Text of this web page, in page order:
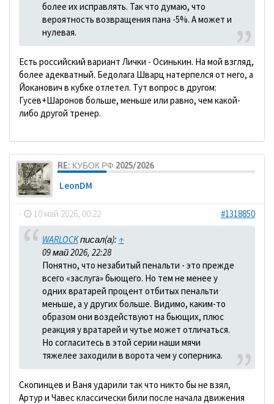
более их исправлять. Так что думаю, что
вероятность возвращения пана -5%. А может и
нулевая.
Есть российский вариант Лички - Осинькин. На мой взгляд,
более адекватный. Бедолага Шварц натерпелся от него, а
Йоканович в кубке отлетел. Тут вопрос в другом:
Гусев+Шаронов больше, меньше или равно, чем какой-
либо другой тренер.
RE: КУБОК РФ 2025/2026
LeonDM
- 10 май 2026, 00:22 #1318850
WARLOCKписал(а): ↑
09 май 2026, 22:28
Понятно, что незабитый пенальти - это прежде
всего «заслуга» бьющего. Но тем не менее у
одних вратарей процент отбитых пенальти
меньше, а у других больше. Видимо, каким-то
образом они воздействуют на бьющих, плюс
реакция у вратарей и чутье может отличаться.
Но согласитесь в этой серии наши мячи
тяжелее заходили в ворота чем у соперника.
Скопинцев и Ваня ударили так что никто бы не взял,
Артур и Чавес классически били после начала движения